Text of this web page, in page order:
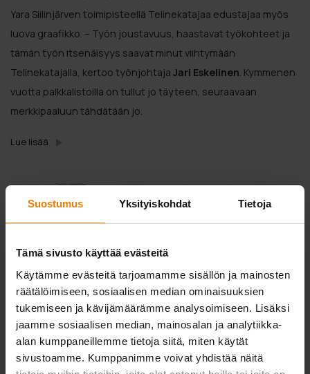
Suostumus Yksityiskohdat Tietoja
Tämä sivusto käyttää evästeitä
Käytämme evästeitä tarjoamamme sisällön ja mainosten
räätälöimiseen, sosiaalisen median ominaisuuksien
tukemiseen ja kävijämäärämme analysoimiseen. Lisäksi
jaamme sosiaalisen median, mainosalan ja analytiikka-
alan kumppaneillemme tietoja siitä, miten käytät
sivustoamme. Kumppanimme voivat yhdistää näitä
Yara Siilinjärven toimipisteellä Telinekatajaa edustajaa myös
luova graafikko. – Työn joustavuus, haastavat työkohteet ja
tämän työn itsenäisyys saavat minut viihtymään
Telinekatajalla, kertoo työnjohtaja Jari Eskelinen . Kymmenen
vuotta palkkalistoilla on tullut jo täyteen, seuraavaan
merkkipaaluun tähdätään jo.
Lue lisää